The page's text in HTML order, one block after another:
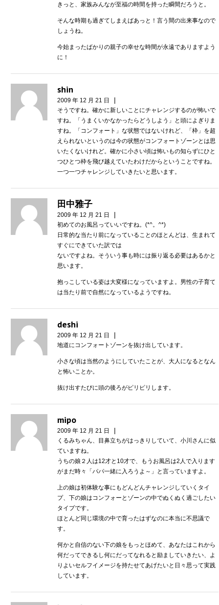
きっと、家族みんなが至福の時間を持った瞬間だろうと。
そんな時期も過ぎてしまえばあっと！言う間の出来事なので
しょうね。
今始まったばかりの親子の幸せな時間が永遠でありますよう
に！
shin
2009 年 12 月 21 日 |
そうですね。確かに新しいことにチャレンジするのが怖いで
すね。「うまくいかなかったらどうしよう」と頭によぎりま
すね。「コンフォート」な状態ではないけれど、「枠」を超
えられないというのは今の状態がコンフォートゾーンとは思
いたくないけれど。確かに小さい頃は怖いもの知らずにひと
つひとつ枠を飛び越えていたわけだからということですね。
一つ一つチャレンジしていきたいと思います。
田中雅子
2009 年 12 月 21 日 |
初めてのお風呂っていいですね。(*^。^*)
日常的な当たり前になっていることのほとんどは、生まれて
すぐにできていた訳では
ないですよね。そういう事も時には振り返る必要はあるかと
思います。
抱っこしている姿は大変様になっていますよ。男性の子育て
は当たり前で自然になっているようですね。
deshi
2009 年 12 月 21 日 |
地道にコンフォートゾーンを抜け出しています。
小さな頃は当然のようにしていたことが、大人になるとなん
と怖いことか。
抜け出すたびに頭の後ろがピリピリします。
mipo
2009 年 12 月 21 日 |
くるみちゃん、目鼻立ちがはっきりしていて、小川さんに似
ていますね。
うちの娘２人は12才と10才で、もうお風呂は2人で入ります
がまだ時々「パパ一緒に入ろうよ～」と言っていますよ。
上の娘は初体験な事にもどんどんチャレンジしていくタイ
プ、下の娘はコンフォーとゾーンの中でぬくぬく過ごしたい
タイプです。
ほとんど同じ環境の中で育ったはずなのに本当に不思議で
す。
何かと自信のない下の娘をもっとほめて、あなたはこれから
何だってできるし何にだってなれると励ましていきたい、よ
りよいセルフイメージを持たせてあげたいと日々思って実践
しています。